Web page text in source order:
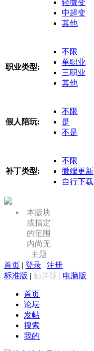
轻微变
中超变
其他
职业类型:
不限
单职业
三职业
其他
假人陪玩:
不限
是
不是
补丁类型:
不限
微端更新
自行下载
本版块
或指定
的范围
内尚无
主题
首页 | 登录 | 注册
标准版 | 触屏版 | 电脑版
首页
论坛
发帖
搜索
我的